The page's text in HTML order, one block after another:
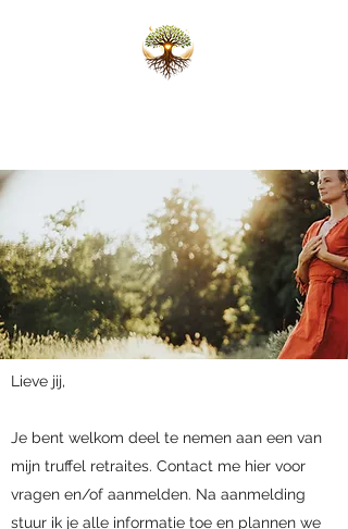
Lieve jij,
Je bent welkom deel te nemen aan een van
mijn truffel retraites. Contact me hier voor
vragen en/of aanmelden. Na aanmelding
stuur ik je alle informatie toe en plannen we